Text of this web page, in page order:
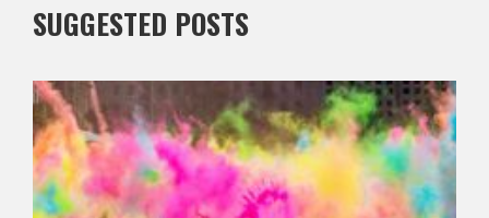
SUGGESTED POSTS